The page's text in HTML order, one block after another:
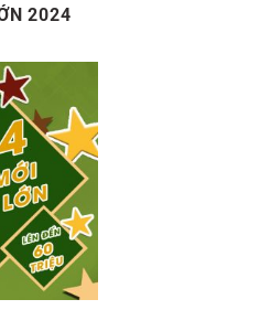
2024